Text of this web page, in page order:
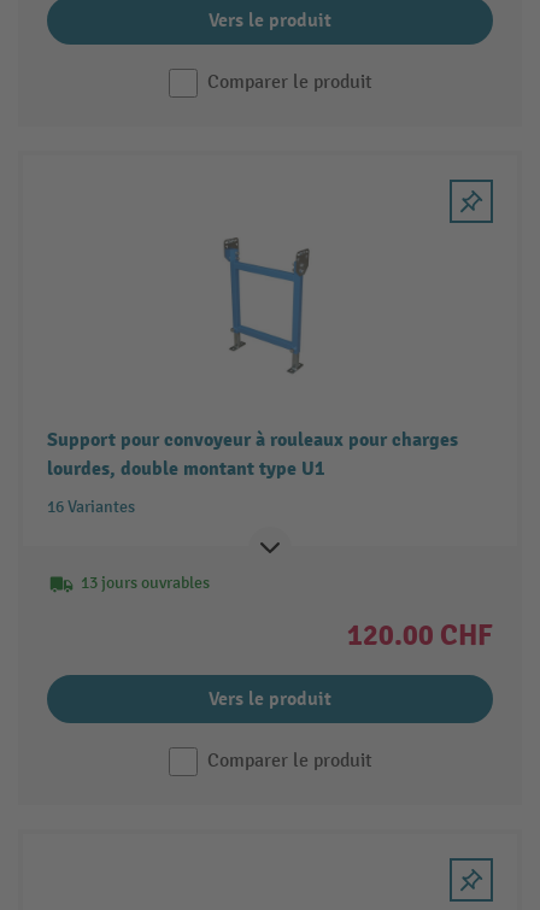
Vers le produit
Comparer le produit
Support pour convoyeur à rouleaux pour charges
lourdes, double montant type U1
16 Variantes
13 jours ouvrables
120.00 CHF
Vers le produit
Comparer le produit